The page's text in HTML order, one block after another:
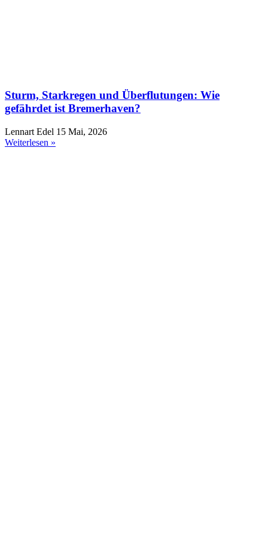
Sturm, Starkregen und Überflutungen: Wie
gefährdet ist Bremerhaven?
Lennart Edel 15 Mai, 2026
Weiterlesen »